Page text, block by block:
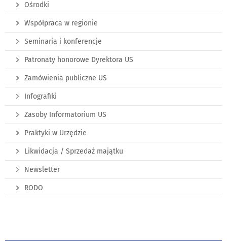
Ośrodki
Współpraca w regionie
Seminaria i konferencje
Patronaty honorowe Dyrektora US
Zamówienia publiczne US
Infografiki
Zasoby Informatorium US
Praktyki w Urzędzie
Likwidacja / Sprzedaż majątku
Newsletter
RODO